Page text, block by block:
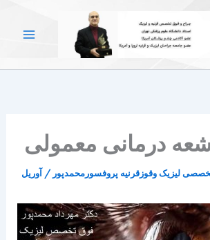
درمانی معمولی
لیزیک وقوزقرنیه پروفسورمحمدپور / آوریل